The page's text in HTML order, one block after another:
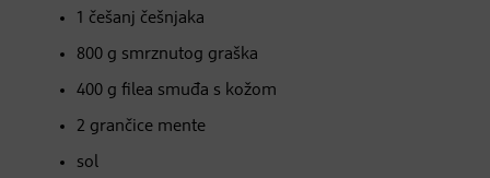
1 češanj češnjaka
800 g smrznutog graška
400 g filea smuđa s kožom
2 grančice mente
sol